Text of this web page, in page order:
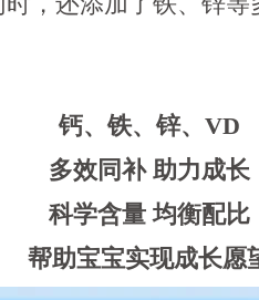
钙、铁、锌、VD
多效同补 助力成长
科学含量 均衡配比
帮助宝宝实现成长愿